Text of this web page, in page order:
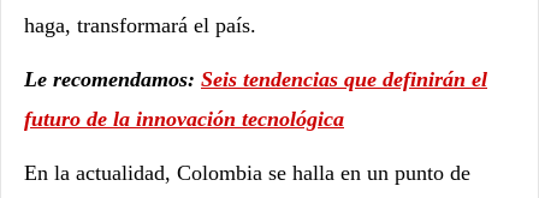
haga, transformará el país.
Le recomendamos: Seis tendencias que definirán el
futuro de la innovación tecnológica
En la actualidad, Colombia se halla en un punto de